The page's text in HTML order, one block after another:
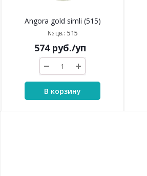
Angora gold simli (515)
№ цв.: 515
574руб./уп
В корзину